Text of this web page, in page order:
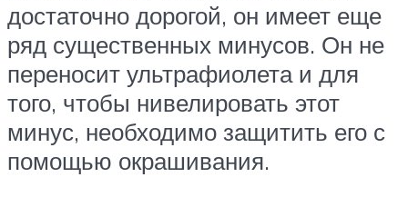
достаточно дорогой, он имеет еще
ряд существенных минусов. Он не
переносит ультрафиолета и для
того, чтобы нивелировать этот
минус, необходимо защитить его с
помощью окрашивания.